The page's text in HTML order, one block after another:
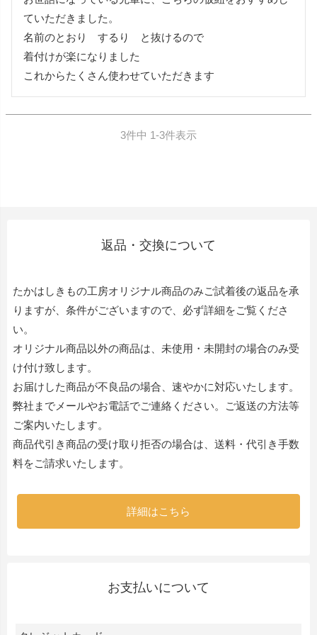
ていただきました。
名前のとおり　するり　と抜けるので
着付けが楽になりました
これからたくさん使わせていただきます
3件中 1-3件表示
返品・交換について
たかはしきもの工房オリジナル商品のみご試着後の返品を承
りますが、条件がございますので、必ず詳細をご覧くださ
い。
オリジナル商品以外の商品は、未使用・未開封の場合のみ受
け付け致します。
お届けした商品が不良品の場合、速やかに対応いたします。
弊社までメールやお電話でご連絡ください。ご返送の方法等
ご案内いたします。
商品代引き商品の受け取り拒否の場合は、送料・代引き手数
料をご請求いたします。
詳細はこちら
お支払いについて